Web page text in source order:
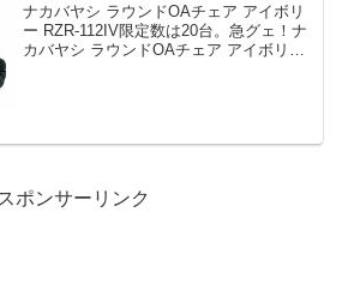
ナカバヤシ ラウンドOAチェア アイボリ
ー RZR-112IV限定数は20台。急グェ！ナ
カバヤシ ラウンドOAチェア アイボリー
スポンサーリンク